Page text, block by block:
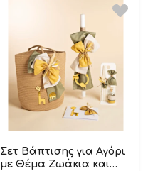
Σετ Βάπτισης για Αγόρι
με Θέμα Ζωάκια και